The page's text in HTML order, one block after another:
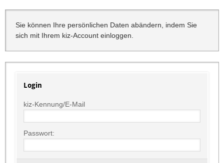
Sie können Ihre persönlichen Daten abändern, indem Sie
sich mit Ihrem kiz-Account einloggen.
Login
kiz-Kennung/E-Mail
Passwort: